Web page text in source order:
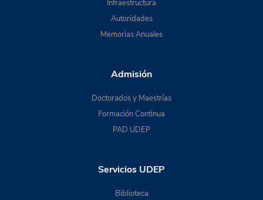
Infraestructura
Autoridades
Memorias Anuales
Admisión
Doctorados y Maestrías
Formación Continua
PAD UDEP
Servicios UDEP
Biblioteca